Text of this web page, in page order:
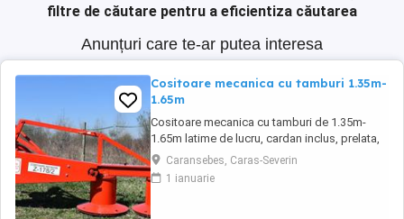
filtre de căutare pentru a eficientiza căutarea
Anunțuri care te-ar putea interesa
Cositoare mecanica cu tamburi 1.35m-
1.65m
Cositoare mecanica cu tamburi de 1.35m-
1.65m latime de lucru, cardan inclus, prelata,
cheie de cutite Transport in toate judetele
Caransebes, Caras-Severin
1 ianuarie